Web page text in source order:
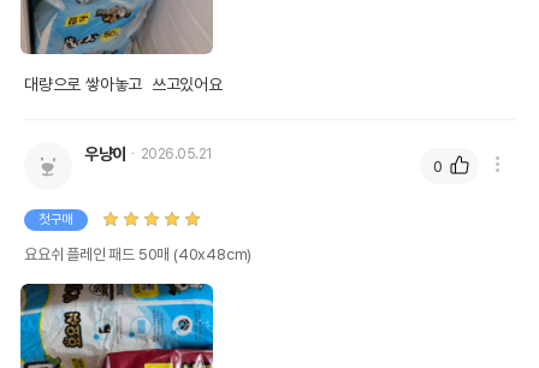
대량으로 쌓아놓고  쓰고있어요
우냥이 2026.05.21
첫구매
요요쉬 플레인 패드 50매 (40x48cm)
0